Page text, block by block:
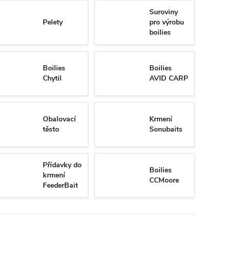
Pelety
Suroviny
pro výrobu
boilies
Boilies
Chytil
Boilies
AVID CARP
Obalovací
těsto
Krmení
Sonubaits
Přídavky do
krmení
FeederBait
Boilies
CCMoore